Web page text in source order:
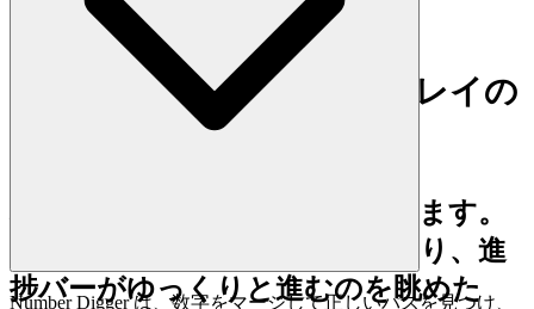
学です。
1. 時間を取り戻す：瞬時プレイの
現代社会は光の速さで動いています。
あなたの余暇の時間は貴重であり、進
捗バーがゆっくりと進むのを眺めた
Number Digger は、数字をマージして正しいパスを見つけ、